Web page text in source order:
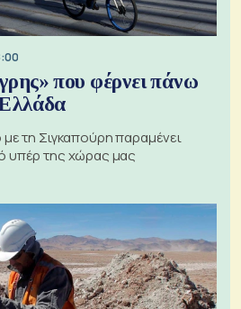
που φέρνει πάνω
τη Σιγκαπούρη παραμένει
υπέρ της χώρας μας